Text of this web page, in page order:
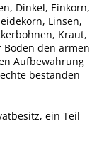
Dinkel, Einkorn,
Linsen,
Kraut,
Boden den armen
Aufbewahrung
bestanden
ein Teil